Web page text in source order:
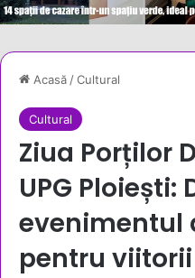
Acasă/Cultural
Cultural
Ziua Porților
UPG Ploiești:
evenimentul
pentru